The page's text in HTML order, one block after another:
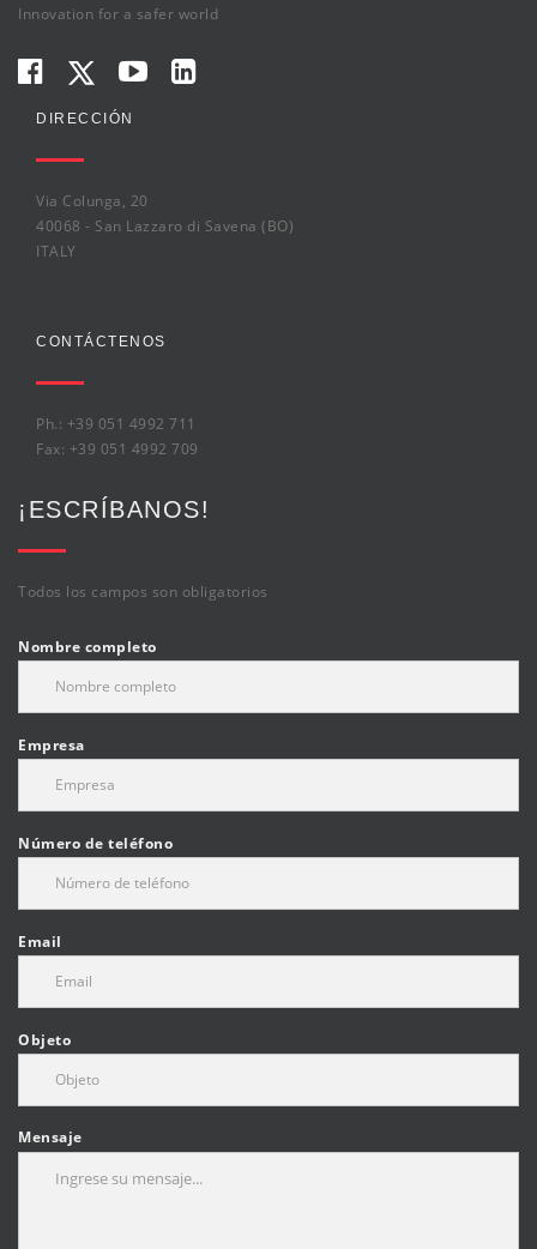
Innovation for a safer world
DIRECCIÓN
Via Colunga, 20
40068 - San Lazzaro di Savena (BO)
ITALY
CONTÁCTENOS
Ph.: +39 051 4992 711
Fax: +39 051 4992 709
¡ESCRÍBANOS!
Todos los campos son obligatorios
Nombre completo
Empresa
Número de teléfono
Email
Objeto
Mensaje